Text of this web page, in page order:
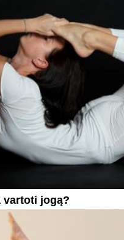
vartoti jogą?